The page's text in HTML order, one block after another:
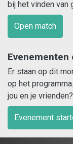
bij het vinden van
Open match
Evenementen
Er staan op dit
op het
jou en je vrienden?
Evenement